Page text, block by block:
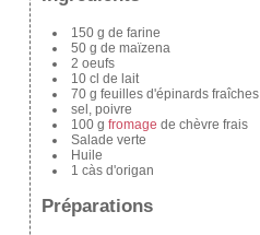
150 g de farine
50 g de maïzena
2 oeufs
10 cl de lait
70 g feuilles d'épinards fraîches
sel, poivre
100 g fromage de chèvre frais
Salade verte
Huile
1 càs d'origan
Préparations